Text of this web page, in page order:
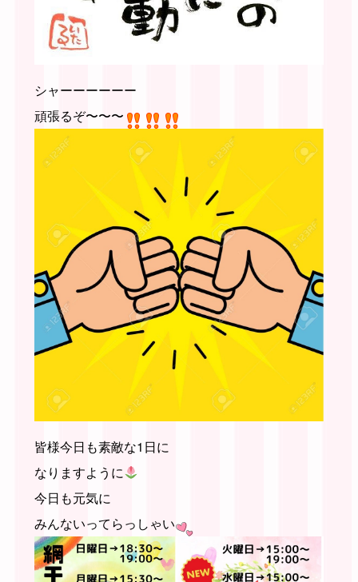
シャーーーーーー
頑張るぞ〜〜〜
皆様今日も素敵な1日に
なりますように
今日も元気に
みんないってらっしゃい